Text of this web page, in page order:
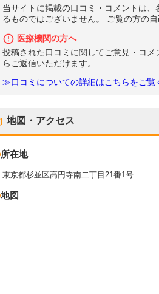
当サイトに掲載の口コミ・コメントは
るものではございません。 ご覧の方の
医療機関の方へ
投稿された口コミに関してご意見・コ
らご返信いただけます。
≫口コミについての詳細はこちらをご覧
地図・アクセス
所在地
東京都杉並区高円寺南二丁目21番1号
地図